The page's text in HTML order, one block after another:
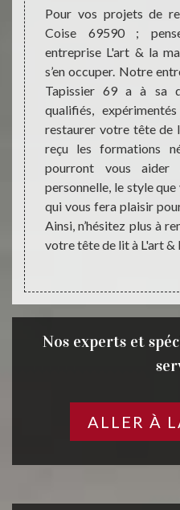
et
la
69
lit.
69
les
la
les
Pour vos projets de
Coise 69590 ;
entreprise L'art & la
s’en occuper. Notre
Tapissier 69 a à sa
qualifiés,
restaurer votre tête de
reçu les formations
pourront vous
personnelle, le style
qui vous fera plaisir
Ainsi, n’hésitez plus à
votre tête de lit à L'art &
Nos experts et
ALLER À